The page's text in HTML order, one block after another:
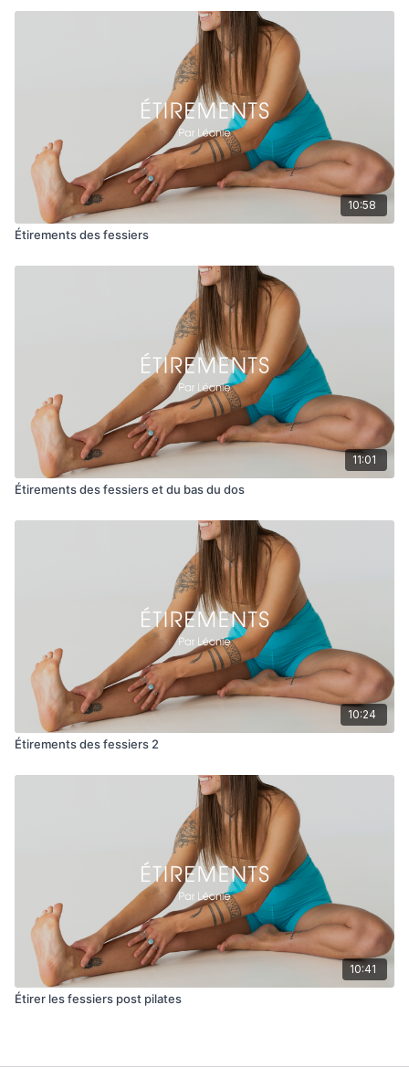
10:58
Étirements des fessiers
11:01
Étirements des fessiers et du bas du dos
10:24
Étirements des fessiers 2
10:41
Étirer les fessiers post pilates